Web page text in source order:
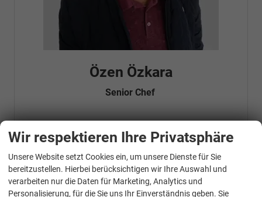
Özen Özkara
Senior Chef
Telefonnummer: 07181 - 47695 15
info@autohausrems.de
Fahrzeugnr.
Geparkte Fahrzeuge (0)
Wir respektieren Ihre Privatsphäre
Unsere Website setzt Cookies ein, um unsere Dienste für Sie
bereitzustellen. Hierbei berücksichtigen wir Ihre Auswahl und
verarbeiten nur die Daten für Marketing, Analytics und
Personalisierung, für die Sie uns Ihr Einverständnis geben. Sie